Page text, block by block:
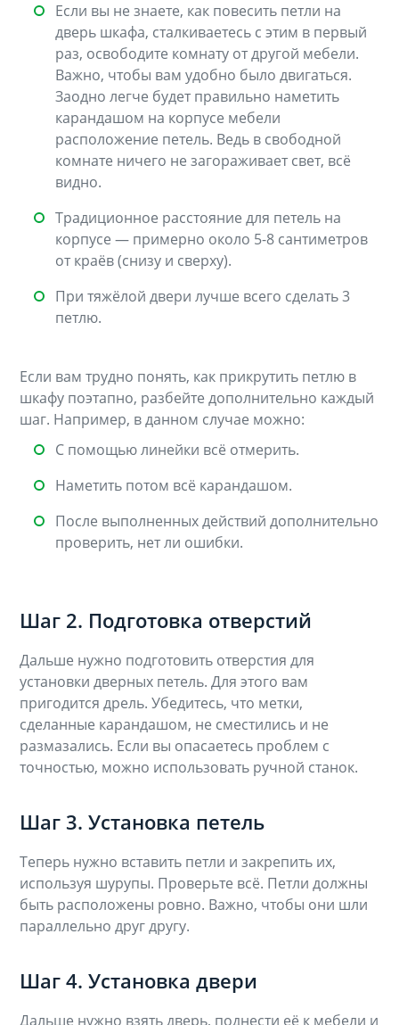
Если вы не знаете, как повесить петли на
дверь шкафа, сталкиваетесь с этим в первый
раз, освободите комнату от другой мебели.
Важно, чтобы вам удобно было двигаться.
Заодно легче будет правильно наметить
карандашом на корпусе мебели
расположение петель. Ведь в свободной
комнате ничего не загораживает свет, всё
видно.
Традиционное расстояние для петель на
корпусе — примерно около 5-8 сантиметров
от краёв (снизу и сверху).
При тяжёлой двери лучше всего сделать 3
петлю.
Если вам трудно понять, как прикрутить петлю в
шкафу поэтапно, разбейте дополнительно каждый
шаг. Например, в данном случае можно:
С помощью линейки всё отмерить.
Наметить потом всё карандашом.
После выполненных действий дополнительно
проверить, нет ли ошибки.
Шаг 2. Подготовка отверстий
Дальше нужно подготовить отверстия для
установки дверных петель. Для этого вам
пригодится дрель. Убедитесь, что метки,
сделанные карандашом, не сместились и не
размазались. Если вы опасаетесь проблем с
точностью, можно использовать ручной станок.
Шаг 3. Установка петель
Теперь нужно вставить петли и закрепить их,
используя шурупы. Проверьте всё. Петли должны
быть расположены ровно. Важно, чтобы они шли
параллельно друг другу.
Шаг 4. Установка двери
Дальше нужно взять дверь, поднести её к мебели и